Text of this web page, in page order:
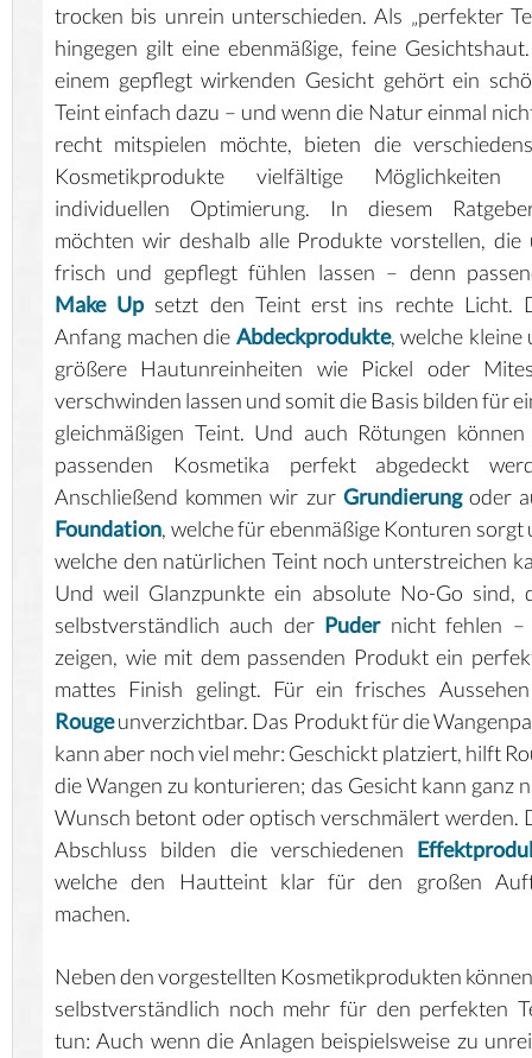
trocken bis unrein unterschieden. Als „perfekter
hingegen gilt eine ebenmäßige, feine
einem gepflegt wirkenden Gesicht gehört ein
Teint einfach dazu – und wenn die Natur einmal
recht mitspielen möchte, bieten die
Kosmetikprodukte vielfältige Möglichkeiten
individuellen Optimierung. In diesem
möchten wir deshalb alle Produkte vorstellen, die
frisch und gepflegt fühlen lassen – denn
Make Up setzt den Teint erst ins rechte Licht.
Anfang machen die Abdeckprodukte, welche kleine
größere Hautunreinheiten wie Pickel oder
verschwinden lassen und somit die Basis bilden für
gleichmäßigen Teint. Und auch Rötungen
passenden Kosmetika perfekt abgedeckt
Anschließend kommen wir zur Grundierungoder
Foundation, welche für ebenmäßige Konturen sorgt
welche den natürlichen Teint noch unterstreichen
Und weil Glanzpunkte ein absolute No-Go sind,
selbstverständlich auch der Pudernicht fehlen –
zeigen, wie mit dem passenden Produkt ein
mattes Finish gelingt. Für ein frisches
Rougeunverzichtbar. Das Produkt für die
kann aber noch viel mehr: Geschickt platziert, hilft
die Wangen zu konturieren; das Gesicht kann ganz
Wunsch betont oder optisch verschmälert werden.
Abschluss bilden die verschiedenen
welche den Hautteint klar für den großen
machen.
Neben den vorgestellten Kosmetikprodukten
selbstverständlich noch mehr für den perfekten
tun: Auch wenn die Anlagen beispielsweise zu